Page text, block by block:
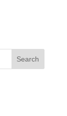
Search